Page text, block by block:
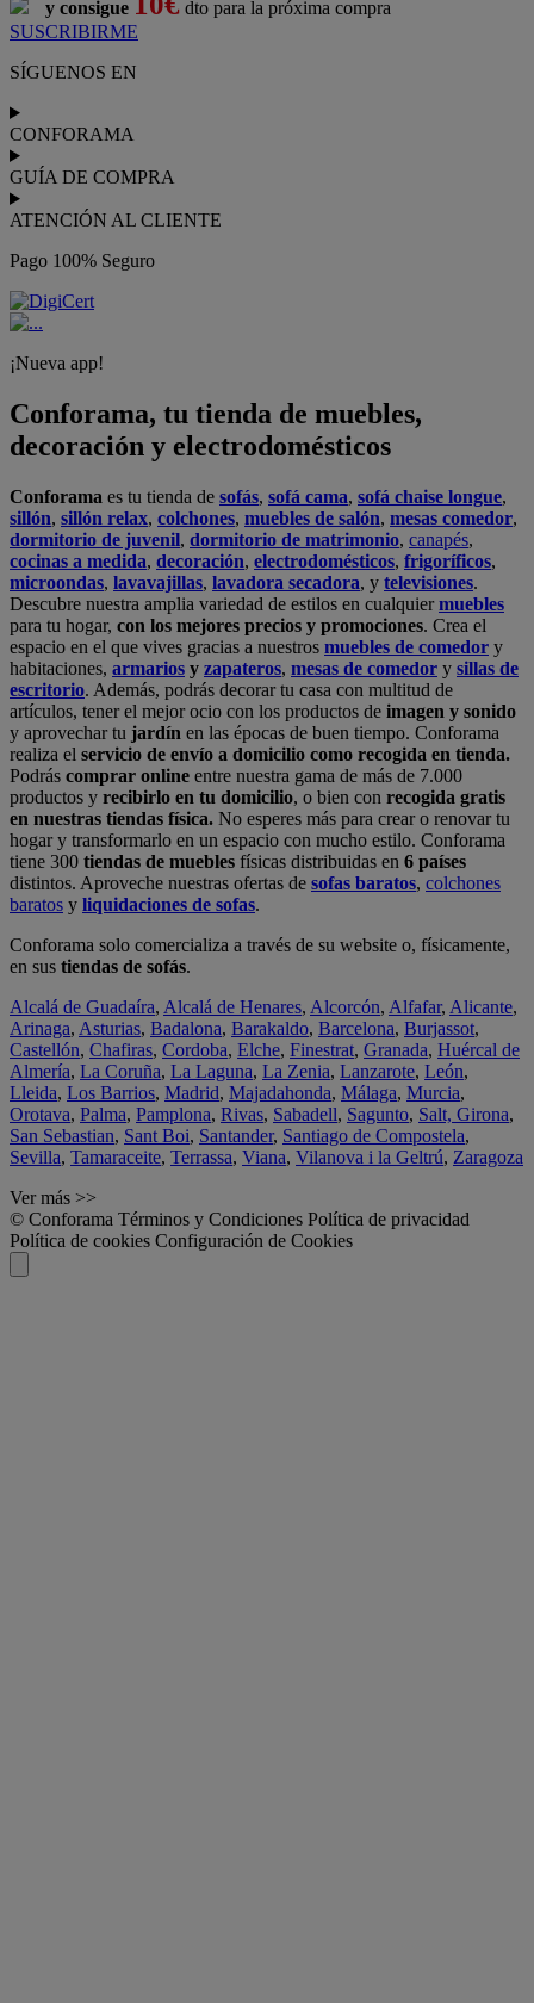
¡Nueva app!
Conforama, tu tienda de muebles,
decoración y electrodomésticos
Conforama
sillón,sillón relax,colchones
dormitorio de juvenil
cocinas a medida,decoración
Descubre nuestra amplia variedad de estilos en cualquier
para tu hogar,
espacio en el que vives gracias a nuestros
habitaciones,
escritorio. Además, podrás decorar tu casa con multitud de
artículos, tener el mejor ocio con los productos de
y aprovechar tu
en las épocas de buen tiempo. Conforama
realiza elservicio de envío a domicilio como recogida en tienda.
Podráscomprar onlineentre nuestra gama de más de 7.000
recibirlo en tu domicilio
No esperes más para crear o renovar tu
hogar y transformarlo en un espacio con mucho estilo. Conforama
tiene 300tiendas de mueblesfísicas distribuidas en6 países
distintos. Aproveche nuestras ofertas desofas baratos,colchones
baratosyliquidaciones de sofas.
Conforama solo comercializa a través de su website o, físicamente,
en sus tiendas de sofás.
Alcalá de Guadaíra,Alcalá de Henares,Alcorcón,Alfafar ,Alicante,
Arinaga,Asturias,Badalona,Barakaldo,Barcelona,Burjassot
Castellón ,Chafiras,Cordoba,Elche ,Finestrat, Granada,Huércal de
Almería,La Coruña,La Laguna,La Zenia,Lanzarote ,León,
Lleida,Los Barrios,Madrid, Majadahonda,Málaga,Murcia,
Orotava,Palma, Pamplona,Rivas,Sabadell ,Sagunto, Salt, Girona
San Sebastian,Sant Boi, Santander,Santiago de Compostela,
Sevilla,Tamaraceite,Terrassa, Viana,Vilanova i la Geltrú,Zaragoza
Ver más >>
© Conforama Términos y Condiciones Política de privacidad
Política de cookies Configuración de Cookies